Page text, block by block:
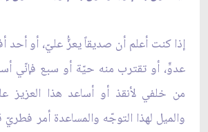
إذا كنت أعلم أن صديقاً يعزُّ عليّ، أو أحد
عدوٍّ، أو تقترب منه حيّة أو سبع فإنّي
من خلفي لأنقذ أو أساعد هذا العزيز
والميل لهذا التوجّه والمساعدة أمر